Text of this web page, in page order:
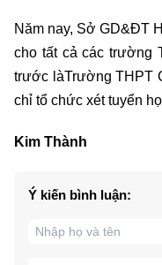
Năm nay, Sở GD&ĐT
cho tất cả các trường
trước làTrường THPT
chỉ tổ chức xét tuyển
Kim Thành
Ý kiến bình luận: